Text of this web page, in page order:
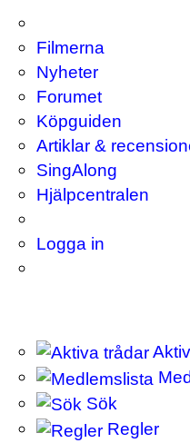
Filmerna
Nyheter
Forumet
Köpguiden
Artiklar &
SingAlong
Hjälpcentralen
Logga in
Sök
Regler